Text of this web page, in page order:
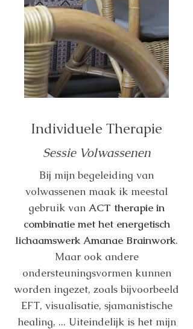
Individuele Therapie
Sessie Volwassenen
Bij mijn begeleiding van
volwassenen maak ik meestal
gebruik van ACT therapie in
combinatie met het energetisch
lichaamswerk Amanae Brainwork.
Maar ook andere
ondersteuningsvormen kunnen
worden ingezet, zoals bijvoorbeeld
EFT, visualisatie, sjamanistische
healing, ... Uiteindelijk is het mijn